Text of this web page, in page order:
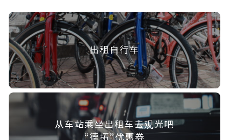
出租自行车
从车站乘坐出租车去观光吧
“德拓”优惠券